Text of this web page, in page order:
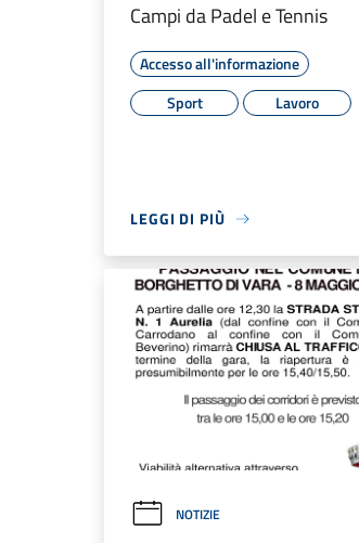
Campi da Padel e Tennis
Accesso all'informazione
Sport
Lavoro
LEGGI DI PIÙ
NOTIZIE